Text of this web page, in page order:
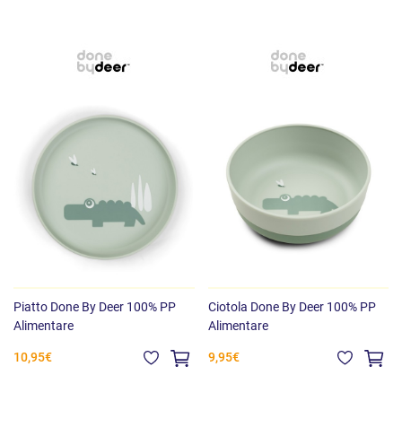
Piatto Done By Deer 100% PP
Alimentare
10,95€
Ciotola Done By Deer 100% PP
Alimentare
9,95€